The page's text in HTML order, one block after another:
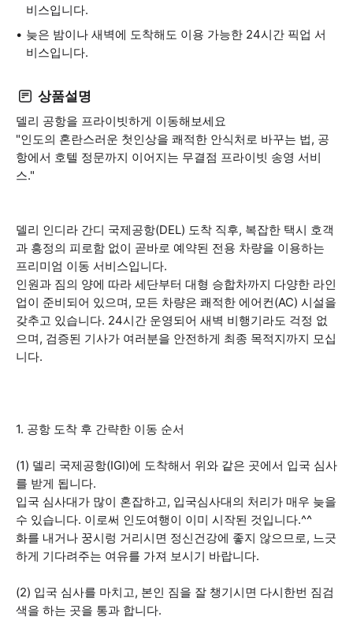
비스입니다.
늦은 밤이나 새벽에 도착해도 이용 가능한 24시간 픽업 서
비스입니다.
상품설명
델리 공항을 프라이빗하게 이동해보세요
"인도의 혼란스러운 첫인상을 쾌적한 안식처로 바꾸는 법, 공
항에서 호텔 정문까지 이어지는 무결점 프라이빗 송영 서비
스."
델리 인디라 간디 국제공항(DEL) 도착 직후, 복잡한 택시 호객
과 흥정의 피로함 없이 곧바로 예약된 전용 차량을 이용하는
프리미엄 이동 서비스입니다.
인원과 짐의 양에 따라 세단부터 대형 승합차까지 다양한 라인
업이 준비되어 있으며, 모든 차량은 쾌적한 에어컨(AC) 시설을
갖추고 있습니다. 24시간 운영되어 새벽 비행기라도 걱정 없
으며, 검증된 기사가 여러분을 안전하게 최종 목적지까지 모십
니다.
1. 공항 도착 후 간략한 이동 순서
(1) 델리 국제공항(IGI)에 도착해서 위와 같은 곳에서 입국 심사
를 받게 됩니다.
입국 심사대가 많이 혼잡하고, 입국심사대의 처리가 매우 늦을
수 있습니다. 이로써 인도여행이 이미 시작된 것입니다.^^
화를 내거나 꿍시렁 거리시면 정신건강에 좋지 않으므로, 느긋
하게 기다려주는 여유를 가져 보시기 바랍니다.
(2) 입국 심사를 마치고, 본인 짐을 잘 챙기시면 다시한번 짐검
색을 하는 곳을 통과 합니다.